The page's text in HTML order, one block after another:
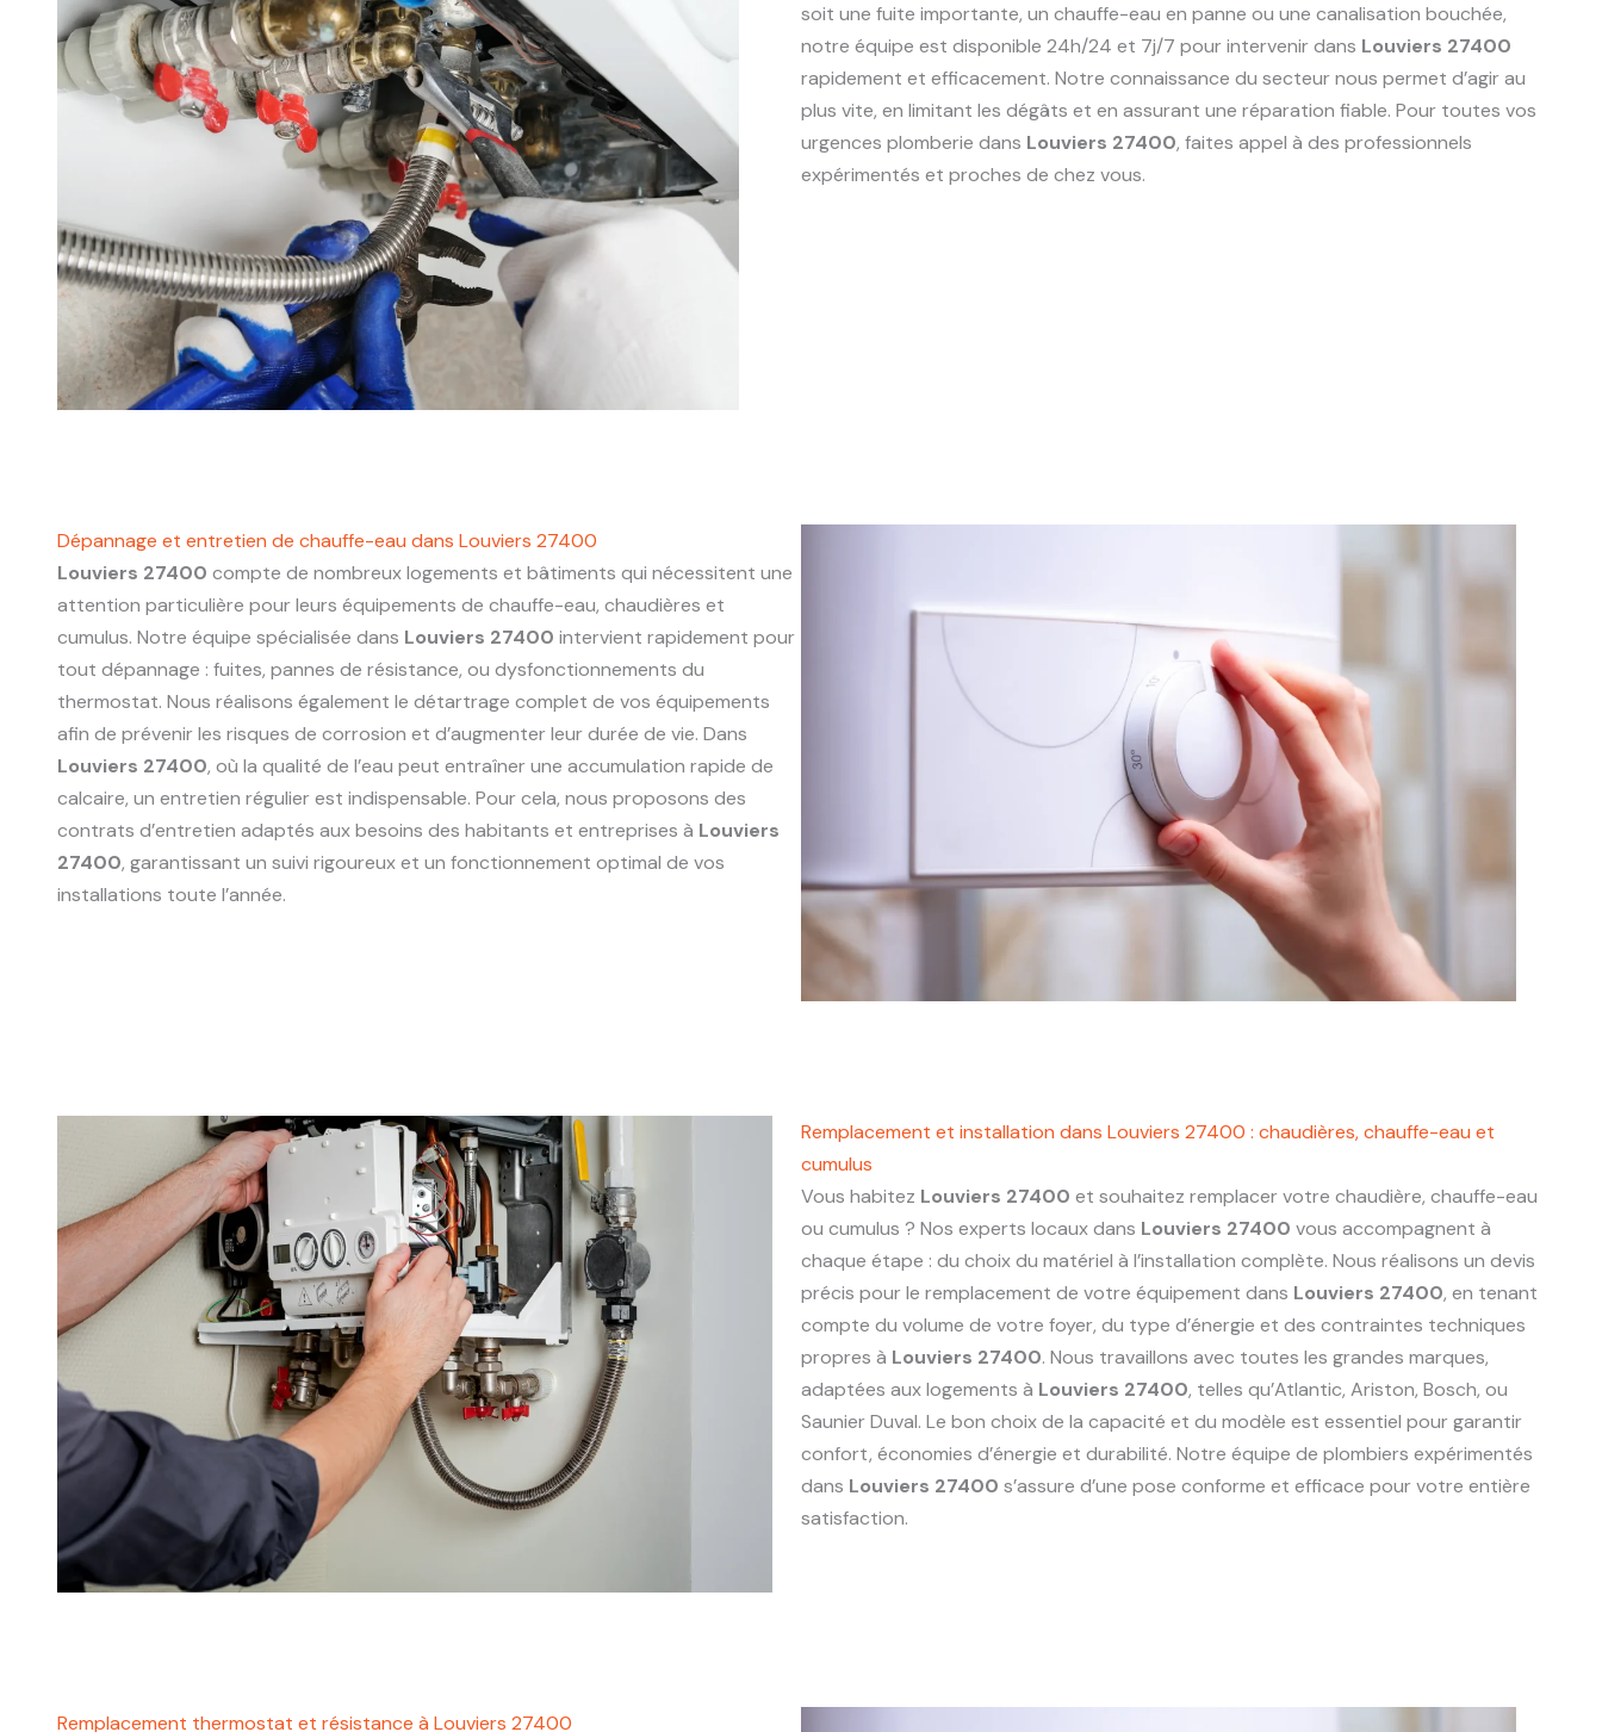
soit une fuite importante, un chauffe-eau en panne ou une canalisation bouchée,
notre équipe est disponible 24h/24 et 7j/7 pour intervenir dans Louviers 27400
rapidement et efficacement. Notre connaissance du secteur nous permet d’agir au
plus vite, en limitant les dégâts et en assurant une réparation fiable. Pour toutes vos
urgences plomberie dans Louviers 27400, faites appel à des professionnels
expérimentés et proches de chez vous.
Dépannage et entretien de chauffe-eau dans Louviers 27400
Louviers 27400 compte de nombreux logements et bâtiments qui nécessitent une
attention particulière pour leurs équipements de chauffe-eau, chaudières et
cumulus. Notre équipe spécialisée dans Louviers 27400 intervient rapidement pour
tout dépannage : fuites, pannes de résistance, ou dysfonctionnements du
thermostat. Nous réalisons également le détartrage complet de vos équipements
afin de prévenir les risques de corrosion et d’augmenter leur durée de vie. Dans
Louviers 27400, où la qualité de l’eau peut entraîner une accumulation rapide de
calcaire, un entretien régulier est indispensable. Pour cela, nous proposons des
contrats d’entretien adaptés aux besoins des habitants et entreprises à Louviers
27400, garantissant un suivi rigoureux et un fonctionnement optimal de vos
installations toute l’année.
Remplacement et installation dans Louviers 27400 : chaudières, chauffe-eau et
cumulus
Vous habitez Louviers 27400 et souhaitez remplacer votre chaudière, chauffe-eau
ou cumulus ? Nos experts locaux dans Louviers 27400 vous accompagnent à
chaque étape : du choix du matériel à l’installation complète. Nous réalisons un devis
précis pour le remplacement de votre équipement dans Louviers 27400, en tenant
compte du volume de votre foyer, du type d’énergie et des contraintes techniques
propres à Louviers 27400. Nous travaillons avec toutes les grandes marques,
adaptées aux logements à Louviers 27400, telles qu’Atlantic, Ariston, Bosch, ou
Saunier Duval. Le bon choix de la capacité et du modèle est essentiel pour garantir
confort, économies d’énergie et durabilité. Notre équipe de plombiers expérimentés
dans Louviers 27400 s’assure d’une pose conforme et efficace pour votre entière
satisfaction.
Remplacement thermostat et résistance à Louviers 27400